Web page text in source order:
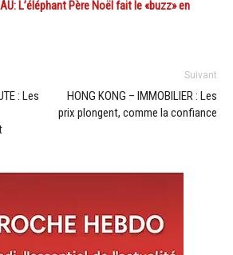
L’éléphant Père Noël fait le «buzz» en
: Les
Suivant
HONG KONG – IMMOBILIER : Les
prix plongent, comme la confiance